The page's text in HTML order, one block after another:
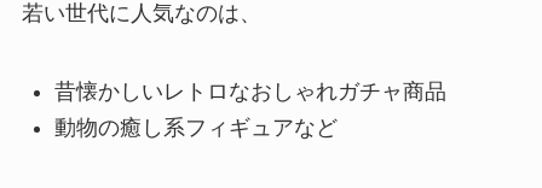
若い世代に人気なのは、
昔懐かしいレトロなおしゃれガチャ商品
動物の癒し系フィギュアなど